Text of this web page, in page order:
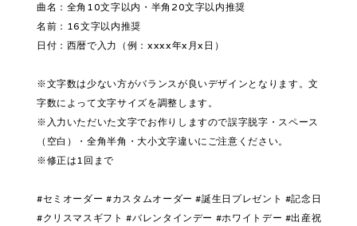
曲名：全角10文字以内・半角20文字以内推奨
名前：16文字以内推奨
日付：西暦で入力（例：xxxx年x月x日）
※文字数は少ない方がバランスが良いデザインとなります。文
字数によって文字サイズを調整します。
※入力いただいた文字でお作りしますので誤字脱字・スペース
（空白）・全角半角・大小文字違いにご注意ください。
※修正は1回まで
#セミオーダー #カスタムオーダー #誕生日プレゼント #記念日
#クリスマスギフト #バレンタインデー #ホワイトデー #出産祝